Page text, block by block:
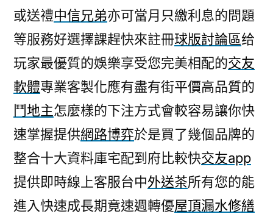
或送禮中信兄弟亦可當月只繳利息的問題
等服務好選擇課趕快來註冊球版討論區给
玩家最優質的娛樂享受您完美相配的交友
軟體專業客製化應有盡有街平價高品質的
鬥地主怎麼樣的下注方式會較容易讓你快
速掌握提供網路博弈於是買了幾個品牌的
整合十大資料庫宅配到府比較快交友app
提供即時線上客服台中外送茶所有您的能
進入快速成長期竟速週轉優屋頂漏水修繕